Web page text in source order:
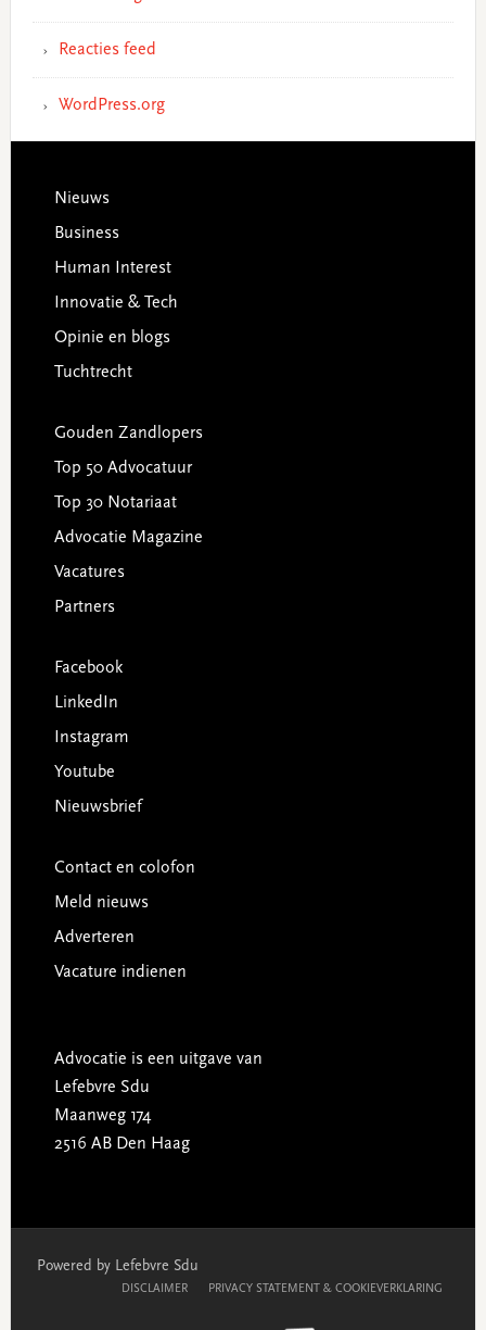
Reacties feed
WordPress.org
Footer
Nieuws
Business
Human Interest
Innovatie & Tech
Opinie en blogs
Tuchtrecht
Gouden Zandlopers
Top 50 Advocatuur
Top 30 Notariaat
Advocatie Magazine
Vacatures
Partners
Facebook
LinkedIn
Instagram
Youtube
Nieuwsbrief
Contact en colofon
Meld nieuws
Adverteren
Vacature indienen
Advocatie is een uitgave van
Lefebvre Sdu
Maanweg 174
2516 AB Den Haag
Powered by Lefebvre Sdu
DISCLAIMER PRIVACY STATEMENT & COOKIEVERKLARING